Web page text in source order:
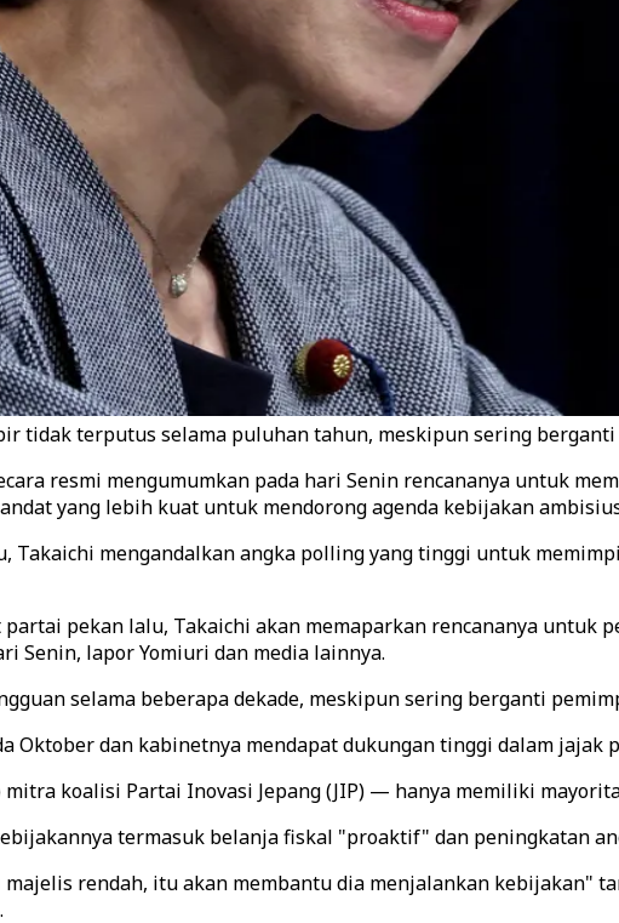
tidak terputus selama puluhan tahun, meskipun sering
resmi mengumumkan pada hari Senin rencananya untuk
yang lebih kuat untuk mendorong agenda kebijakan
Takaichi mengandalkan angka polling yang tinggi untuk
pekan lalu, Takaichi akan memaparkan rencananya untuk
Senin, lapor Yomiuri dan media lainnya.
selama beberapa dekade, meskipun sering berganti
Oktober dan kabinetnya mendapat dukungan tinggi dalam
koalisi Partai Inovasi Jepang (JIP) — hanya memiliki
termasuk belanja fiskal "proaktif" dan peningkatan
rendah, itu akan membantu dia menjalankan kebijakan"